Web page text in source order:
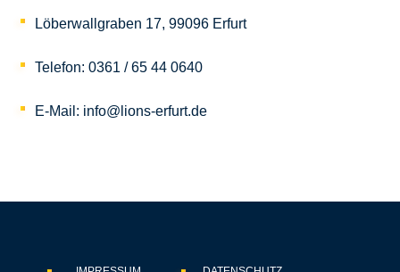
Löberwallgraben 17, 99096 Erfurt
Telefon: 0361 / 65 44 0640
E-Mail: info@lions-erfurt.de